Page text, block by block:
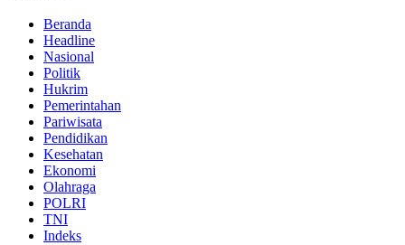
Beranda
Headline
Nasional
Politik
Hukrim
Pemerintahan
Pariwisata
Pendidikan
Kesehatan
Ekonomi
Olahraga
POLRI
TNI
Indeks